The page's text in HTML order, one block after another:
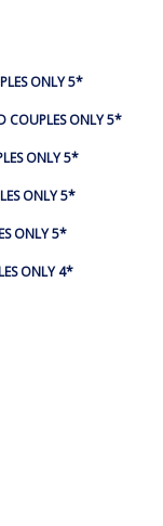
ONLY 5*
COUPLES ONLY 5*
ONLY 5*
ONLY 5*
ONLY 5*
ONLY 4*